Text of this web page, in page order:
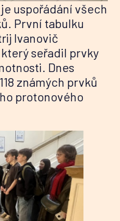
uspořádání všech
První tabulku
Ivanovič
seřadil prvky
Dnes
známých prvků
protonového